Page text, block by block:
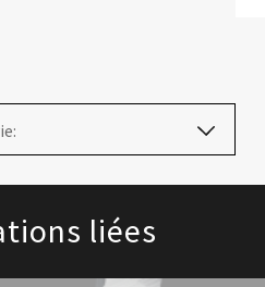
liées